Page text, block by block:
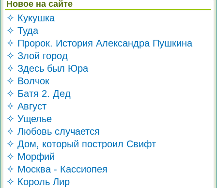
Новое на сайте
✧ Кукушка
✧ Туда
✧ Пророк. История Александра Пушкина
✧ Злой город
✧ Здесь был Юра
✧ Волчок
✧ Батя 2. Дед
✧ Август
✧ Ущелье
✧ Любовь случается
✧ Дом, который построил Свифт
✧ Морфий
✧ Москва - Кассиопея
✧ Король Лир